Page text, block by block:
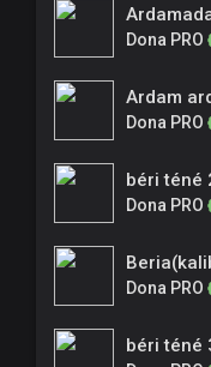
Dona PRO
Ardam
Dona PRO
béri téné
Dona PRO
Dona PRO
béri téné